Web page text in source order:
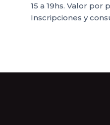
15 a 19hs. Valor por
Inscripciones y